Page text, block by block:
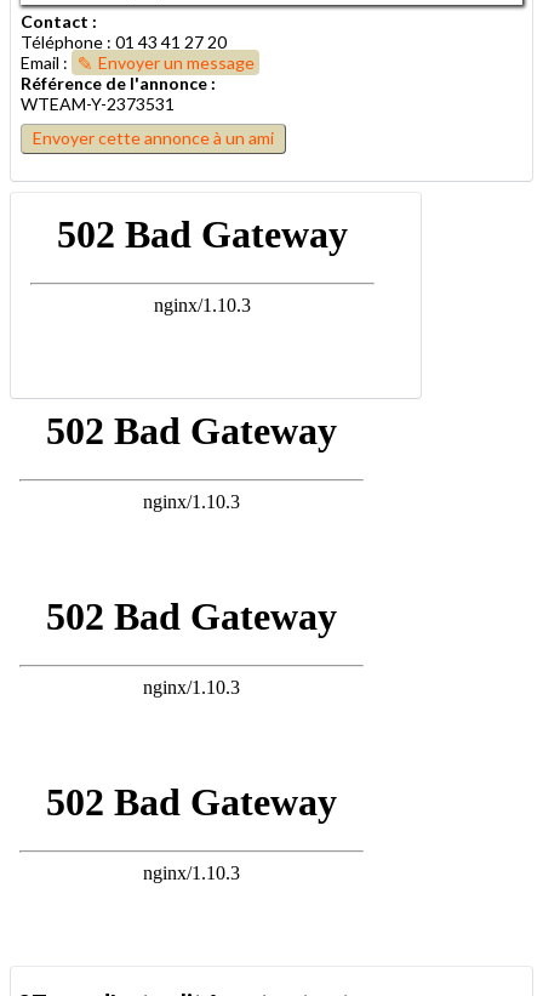
Contact :
Téléphone : 01 43 41 27 20
Email :
Envoyer un message
Référence de l'annonce :
WTEAM-Y-2373531
Envoyer cette annonce à un ami